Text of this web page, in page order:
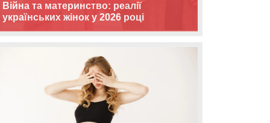
Війна та материнство: реалії
українських жінок у 2026 році